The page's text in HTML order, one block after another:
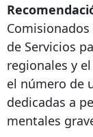
de Servicios
regionales y
el número de
dedicadas a
mentales